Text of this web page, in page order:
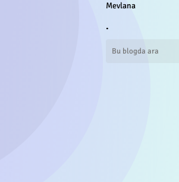
Mevlana
.